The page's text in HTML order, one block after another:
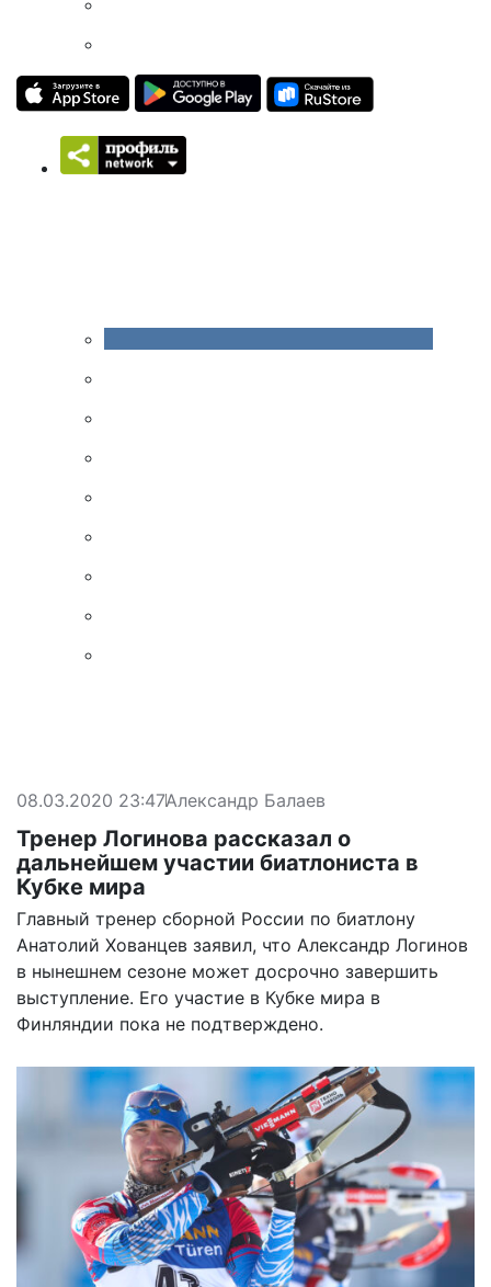
08.03.2020 23:47Александр Балаев
Тренер Логинова рассказал о
дальнейшем участии биатлониста в
Кубке мира
Главный тренер сборной России по биатлону
Анатолий Хованцев заявил, что Александр Логинов
в нынешнем сезоне может досрочно завершить
выступление. Его участие в Кубке мира в
Финляндии пока не подтверждено.